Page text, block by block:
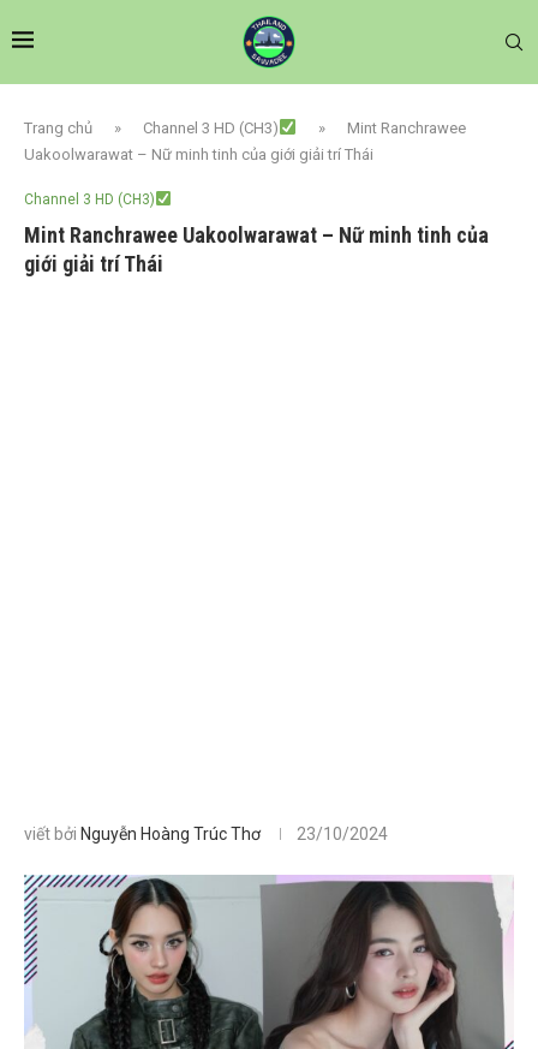
Trang chủ » Channel 3 HD (CH3) »
Mint Ranchrawee
Uakoolwarawat – Nữ minh tinh của giới giải trí Thái
Channel 3 HD (CH3)
Mint Ranchrawee Uakoolwarawat – Nữ minh tinh của
giới giải trí Thái
viết bởi Nguyễn Hoàng Trúc Thơ 23/10/2024